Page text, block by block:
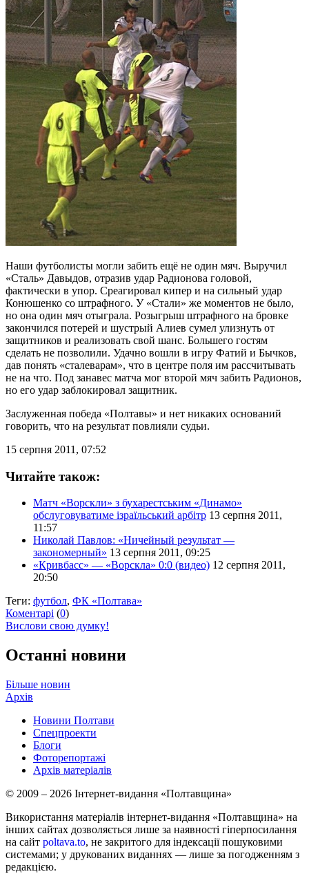
Наши футболисты могли забить ещё не один мяч. Выручил
«Сталь» Давыдов, отразив удар Радионова головой,
фактически в упор. Среагировал кипер и на сильный удар
Конюшенко со штрафного. У «Стали» же моментов не было,
но она один мяч отыграла. Розыгрыш штрафного на бровке
закончился потерей и шустрый Алиев сумел улизнуть от
защитников и реализовать свой шанс. Большего гостям
сделать не позволили. Удачно вошли в игру Фатий и Бычков,
дав понять «сталеварам», что в центре поля им рассчитывать
не на что. Под занавес матча мог второй мяч забить Радионов,
но его удар заблокировал защитник.
Заслуженная победа «Полтавы» и нет никаких оснований
говорить, что на результат повлияли судьи.
15 серпня 2011, 07:52
Читайте також:
Матч «Ворскли» з бухарестським «Динамо»
обслуговуватиме ізраїльський арбітр 13 серпня 2011,
11:57
Николай Павлов: «Ничейный результат —
закономерный» 13 серпня 2011, 09:25
«Кривбасс» — «Ворскла» 0:0 (видео) 12 серпня 2011,
20:50
Теги: футбол, ФК «Полтава»
Коментарі (0)
Вислови свою думку!
Останні новини
Більше новин
Архів
Новини Полтави
Спецпроекти
Блоги
Фоторепортажі
Архів матеріалів
© 2009 – 2026 Інтернет-видання «Полтавщина»
Використання матеріалів інтернет-видання «Полтавщина» на
інших сайтах дозволяється лише за наявності гіперпосилання
на сайт poltava.to, не закритого для індексації пошуковими
системами; у друкованих виданнях — лише за погодженням з
редакцією.